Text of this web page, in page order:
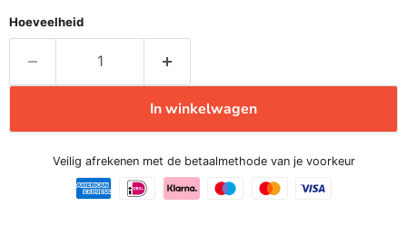
Hoeveelheid
In winkelwagen
Veilig afrekenen met de betaalmethode van je voorkeur